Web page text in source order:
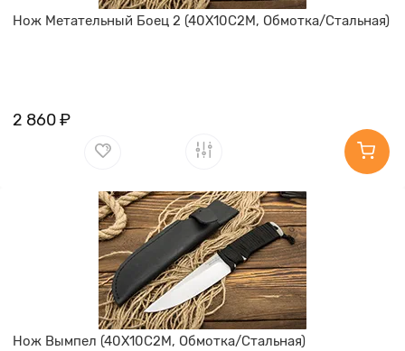
Нож Метательный Боец 2 (40Х10С2М, Обмотка/Стальная)
2 860 ₽
Нож Вымпел (40Х10С2М, Обмотка/Стальная)